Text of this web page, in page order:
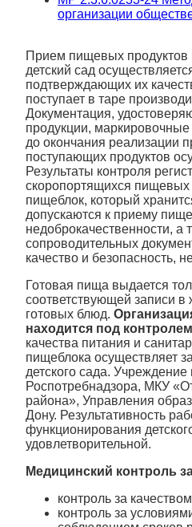
организации
Прием пищевых продуктов
детский сад
подтверждающих их
поступает в таре
Документация,
продукции,
до окончания реализации
поступающих продуктов
Результаты контроля
скоропортящихся
пищеблок, который
допускаются к приему
недоброкачественности, а
сопроводительных
качество и безопасность,
Готовая пища выдается
соответствующей записи в
готовых блюд.
находится под
качества питания и
пищеблока осуществляет
детского сада.
Роспотребнадзора, МКУ
района», Управления
Дону. Результативность
функционирования
удовлетворительной.
Медицинский контроль
контроль за
контроль за